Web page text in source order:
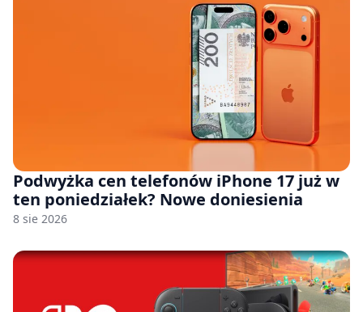
Podwyżka cen telefonów iPhone 17 już w
ten poniedziałek? Nowe doniesienia
8 sie 2026